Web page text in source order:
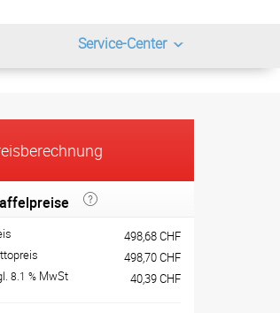
Service-Center
498,68 CHF
498,70 CHF
8.1 % MwSt 40,39 CHF